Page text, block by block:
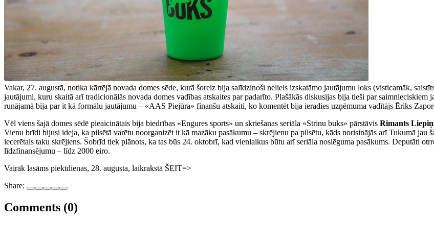
Vakar, 27. augustā, notika kārtējā novada domes sēde, kurā šoreiz bija salīdzinoši neliels izskatāmo jautājumu loks (visticamāk,
jautājumi, kuru skaitā arī tradicionālās novada domes vadības atskaites par padarīto. Plašākās diskusijas bija tieši par
runājamā bija par it kā formālu jautājumu – «AAS Piejūra» finanšu atskaiti, ko komentēt bija ieradies uzņēmuma vadītājs Ēriks
Vēl viens šajā domes sēdē pieaicinātais bija biedrības «Engures sports» un skriešanas seriāla «Strinu buks» pārstāvis Rimants
Vienu brīdi bijusi ideja, ka pilsētā varētu noorganizēt it kā mazāku pasākumu – skrējienu pa pilsētu, kāds norisinājās arī Tukumā jau
iecerētais taku skrējiens. Šobrīd tiek plānots, ka tas būs 24. oktobrī, kad vienlaikus būtu arī seriāla noslēguma pasākums. Deputāti
līdzfinansējumu – līdz 2000 eiro.
Vairāk lasāms piektdienas, 28. augusta, laikrakstā ŠEIT=>
Share:
Comments (0)